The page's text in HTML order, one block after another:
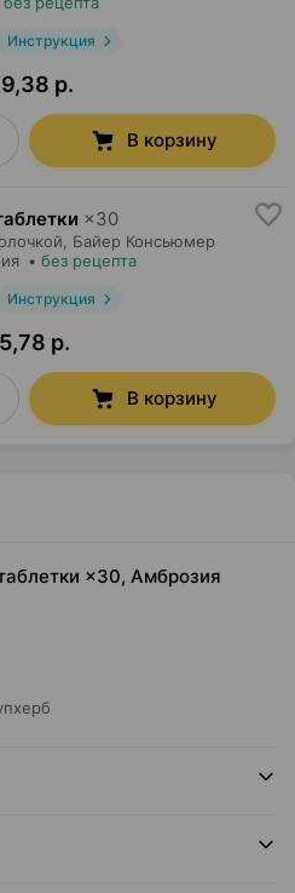
Инструкция
р.
В корзину
×30
Байер Консьюмер
• без рецепта
Инструкция
р.
В корзину
×30, Амброзия